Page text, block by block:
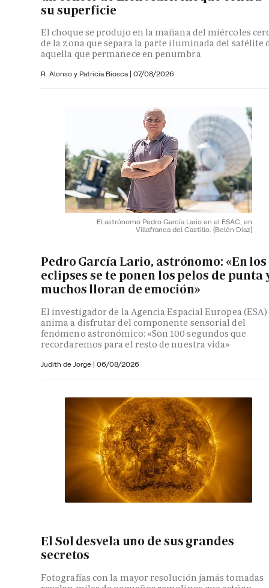
su superficie
El choque se produjo en la mañana del miércoles
de la zona que separa la parte iluminada del satélite
aquella que permanece en penumbra
R. Alonso y Patricia Biosca | 07/08/2026
El astrónomo Pedro García Lario en el ESAC, en
Villafranca del Castillo. (Belén Díaz)
Pedro García Lario, astrónomo: «En los
eclipses se te ponen los pelos de punta
muchos lloran de emoción»
El investigador de la Agencia Espacial Europea (ESA)
anima a disfrutar del componente sensorial del
fenómeno astronómico: «Son 100 segundos que
recordaremos para el resto de nuestra vida»
Judith de Jorge | 06/08/2026
El Sol desvela uno de sus grandes
secretos
Fotografías con la mayor resolución jamás tomadas